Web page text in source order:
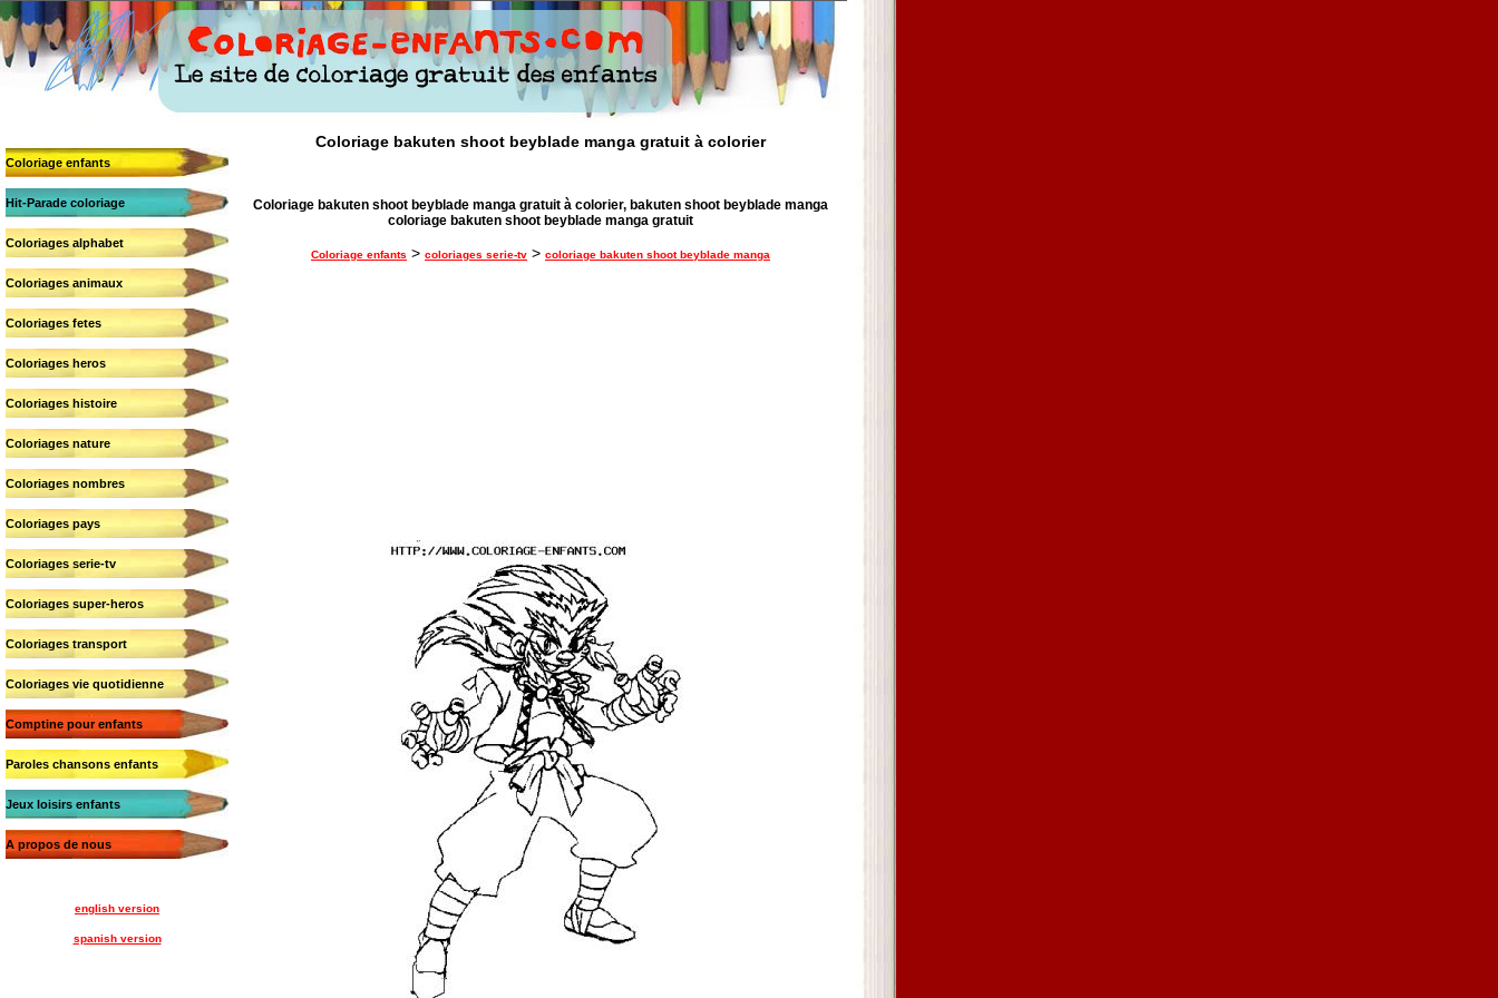
Coloriage enfants
Hit-Parade coloriage
Coloriages alphabet
Coloriages animaux
Coloriages fetes
Coloriages heros
Coloriages histoire
Coloriages nature
Coloriages nombres
Coloriages pays
Coloriages serie-tv
Coloriages super-heros
Coloriages transport
Coloriages vie quotidienne
Comptine pour enfants
Paroles chansons enfants
Jeux loisirs enfants
A propos de nous
english version
spanish version
Coloriage bakuten shoot beyblade manga gratuit à colorier
Coloriage bakuten shoot beyblade manga gratuit à colorier, bakuten shoot beyblade manga
coloriage bakuten shoot beyblade manga gratuit
Coloriage enfants > coloriages serie-tv > coloriage bakuten shoot beyblade manga